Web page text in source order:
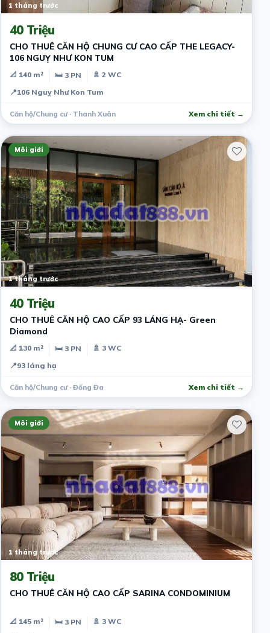
1 tháng trước
40 Triệu
CHO THUÊ CĂN HỘ CHUNG CƯ CAO CẤP THE LEGACY-
106 NGUỴ NHƯ KON TUM
📐 140 m² 🛏 3 PN
🚿 2 WC
📍106 Nguỵ Như Kon Tum
Căn hộ/Chung cư · Thanh Xuân Xem chi tiết →
Môi giới
1 tháng trước
40 Triệu
CHO THUÊ CĂN HỘ CAO CẤP 93 LÁNG HẠ- Green
Diamond
📐 130 m² 🛏 3 PN
🚿 3 WC
📍93 láng hạ
Căn hộ/Chung cư · Đống Đa Xem chi tiết →
Môi giới
1 tháng trước
80 Triệu
CHO THUÊ CĂN HỘ CAO CẤP SARINA CONDOMINIUM
📐 145 m² 🛏 3 PN
🚿 3 WC